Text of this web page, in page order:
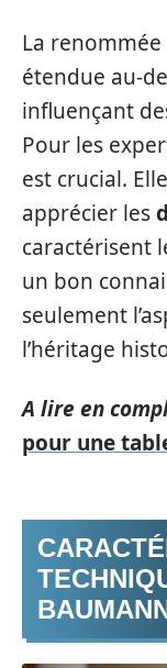
La renommée
étendue au-
influençant
Pour les
est crucial.
apprécier les
caractérisent
un bon
seulement
l’héritage
A lire en
pour une